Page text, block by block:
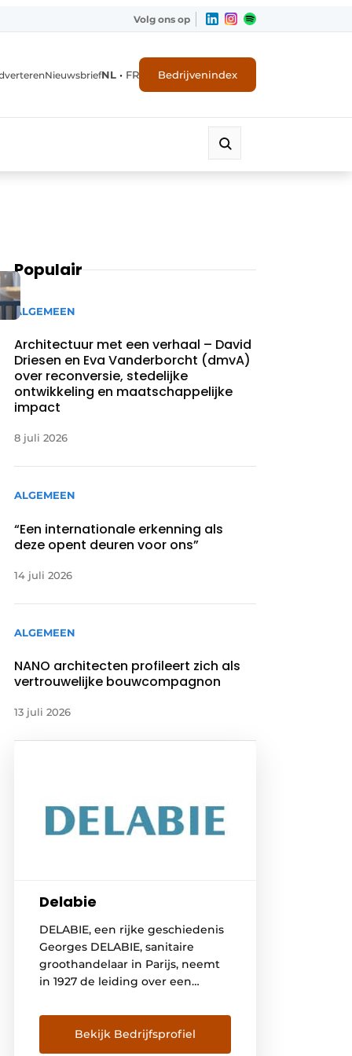
Volg ons op
NieuwsbriefNL • FR Bedrijvenindex
Populair
ALGEMEEN
Architectuur met een verhaal – David
Driesen en Eva Vanderborcht (dmvA)
over reconversie, stedelijke
ontwikkeling en maatschappelijke
impact
8 juli 2026
ALGEMEEN
“Een internationale erkenning als
deze opent deuren voor ons”
14 juli 2026
ALGEMEEN
NANO architecten profileert zich als
vertrouwelijke bouwcompagnon
13 juli 2026
Delabie
DELABIE, een rijke geschiedenis
Georges DELABIE, sanitaire
groothandelaar in Parijs, neemt
in 1927 de leiding over een
Somme. Hier ontwikkelt hij
hoofdzakelijk kranen en
vloerhevels voor badkamers en
Bekijk Bedrijfsprofiel